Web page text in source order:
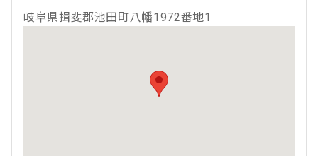
岐阜県揖斐郡池田町八幡1972番地1